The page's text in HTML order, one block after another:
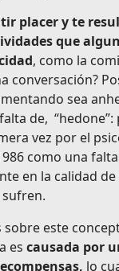
placer y te
que
, como la
conversación?
sea
de,
vez por el
como una
en la calidad de
este
es causada por
lo